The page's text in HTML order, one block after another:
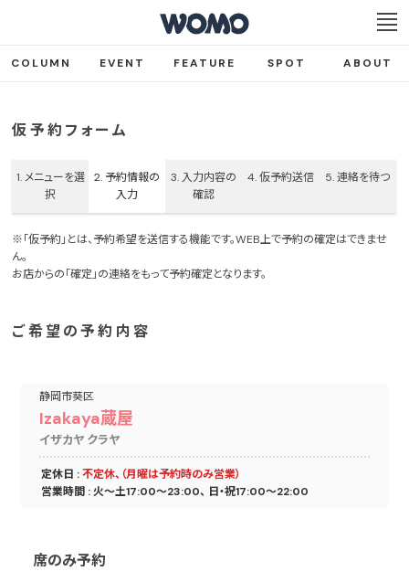
COLUMN EVENT FEATURE SPOT ABOUT
仮予約フォーム
1.メニューを選
択
2. 予約情報の
入力
3. 入力内容の
確認
4.仮予約送信 5. 連絡を待つ
※「仮予約」とは、予約希望を送信する機能です。WEB上で予約の確定はできませ
ん。
お店からの「確定」の連絡をもって予約確定となります。
ご希望の予約内容
静岡市葵区
Izakaya蔵屋
イザカヤ クラヤ
定休日 :不定休、（月曜は予約時のみ営業）
営業時間 : 火～土17:00～23:00、 日・祝17:00～22:00
席のみ予約